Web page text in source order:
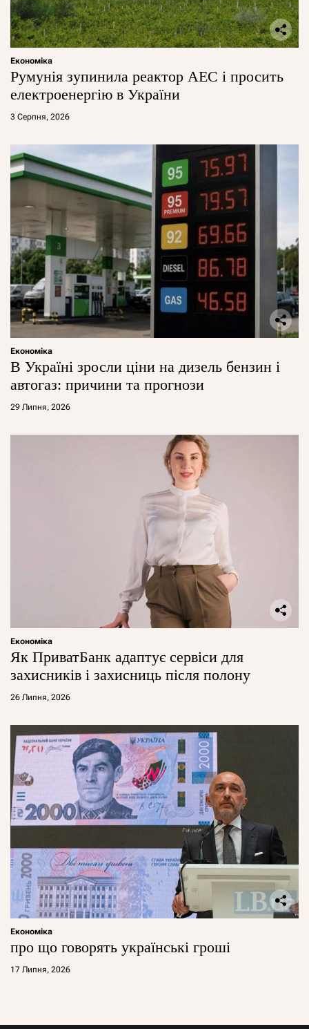
Економіка
Румунія зупинила реактор АЕС і просить
електроенергію в України
3 Серпня, 2026
Економіка
В Україні зросли ціни на дизель бензин і
автогаз: причини та прогнози
29 Липня, 2026
Економіка
Як ПриватБанк адаптує сервіси для
захисників і захисниць після полону
26 Липня, 2026
Економіка
про що говорять українські гроші
17 Липня, 2026